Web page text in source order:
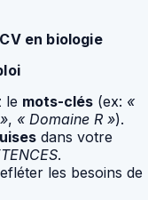
en biologie
le mots-clés (ex: «
, « Domaine R »).
dans votre
.
les besoins de